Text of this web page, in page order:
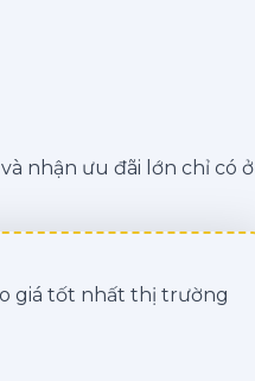
nhận ưu đãi lớn chỉ có ở
giá tốt nhất thị trường